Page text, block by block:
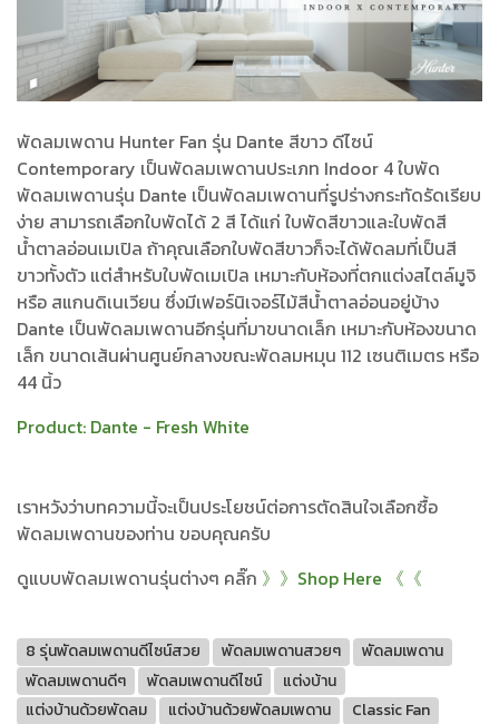
พัดลมเพดาน Hunter Fan รุ่น Dante สีขาว ดีไซน์
Contemporary เป็นพัดลมเพดานประเภท Indoor 4 ใบพัด
พัดลมเพดานรุ่น Dante เป็นพัดลมเพดานที่รูปร่างกระทัดรัดเรียบ
ง่าย สามารถเลือกใบพัดได้ 2 สี ได้แก่ ใบพัดสีขาวและใบพัดสี
น้ำตาลอ่อนเมเปิล ถ้าคุณเลือกใบพัดสีขาวก็จะได้พัดลมที่เป็นสี
ขาวทั้งตัว แต่สำหรับใบพัดเมเปิล เหมาะกับห้องที่ตกแต่งสไตล์มูจิ
หรือ สแกนดิเนเวียน ซึ่งมีเฟอร์นิเจอร์ไม้สีน้ำตาลอ่อนอยู่บ้าง
Dante เป็นพัดลมเพดานอีกรุ่นที่มาขนาดเล็ก เหมาะกับห้องขนาด
เล็ก ขนาดเส้นผ่านศูนย์กลางขณะพัดลมหมุน 112 เซนติเมตร หรือ
44 นิ้ว
Product: Dante - Fresh White
เราหวังว่าบทความนี้จะเป็นประโยชน์ต่อการตัดสินใจเลือกซื้อ
พัดลมเพดานของท่าน ขอบคุณครับ
ดูแบบพัดลมเพดานรุ่นต่างๆ คลิ๊ก 》》 Shop Here 《《
8 รุ่นพัดลมเพดานดีไซน์สวย พัดลมเพดานสวยๆ
พัดลมเพดาน
พัดลมเพดานดีๆ
พัดลมเพดานดีไซน์
แต่งบ้าน
แต่งบ้านด้วยพัดลม
แต่งบ้านด้วยพัดลมเพดาน
Classic Fan